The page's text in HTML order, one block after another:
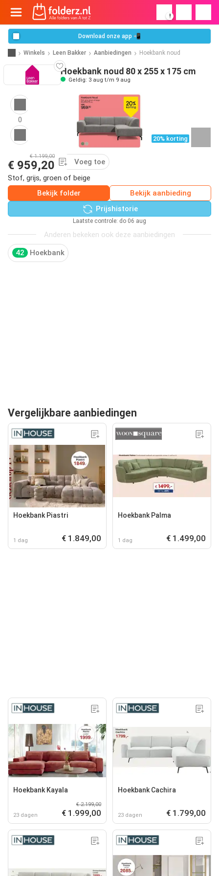
!
Download onze app 📲
Winkels Leen Bakker Aanbiedingen Hoekbank noud
Hoekbank noud 80 x 255 x 175 cm
Geldig: 3 aug t/m 9 aug
0
20% korting
€ 1.199,00
€ 959,20
Voeg toe
Stof, grijs, groen of beige
Bekijk folder
Bekijk aanbieding
Prijshistorie
Laatste controle: do 06 aug
Anderen bekeken ook deze aanbiedingen
42 Hoekbank
Vergelijkbare aanbiedingen
Hoekbank Piastri
1 dag € 1.849,00
Hoekbank Palma
1 dag € 1.499,00
Hoekbank Kayala
23 dagen
€ 2.199,00
€ 1.999,00
Hoekbank Cachira
23 dagen € 1.799,00